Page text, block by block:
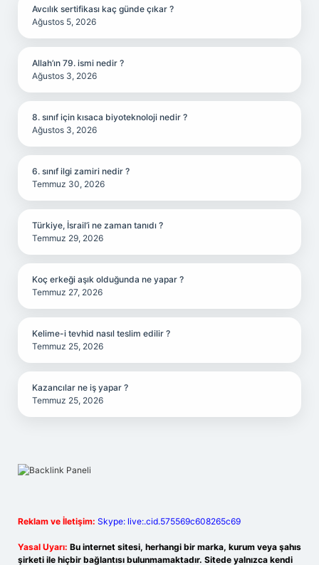
Avcılık sertifikası kaç günde çıkar ?
Ağustos 5, 2026
Allah’ın 79. ismi nedir ?
Ağustos 3, 2026
8. sınıf için kısaca biyoteknoloji nedir ?
Ağustos 3, 2026
6. sınıf ilgi zamiri nedir ?
Temmuz 30, 2026
Türkiye, İsrail’i ne zaman tanıdı ?
Temmuz 29, 2026
Koç erkeği aşık olduğunda ne yapar ?
Temmuz 27, 2026
Kelime-i tevhid nasıl teslim edilir ?
Temmuz 25, 2026
Kazancılar ne iş yapar ?
Temmuz 25, 2026
Reklam ve İletişim: Skype: live:.cid.575569c608265c69
Yasal Uyarı: Bu internet sitesi, herhangi bir marka, kurum veya şahıs
şirketi ile hiçbir bağlantısı bulunmamaktadır. Sitede yalnızca kendi